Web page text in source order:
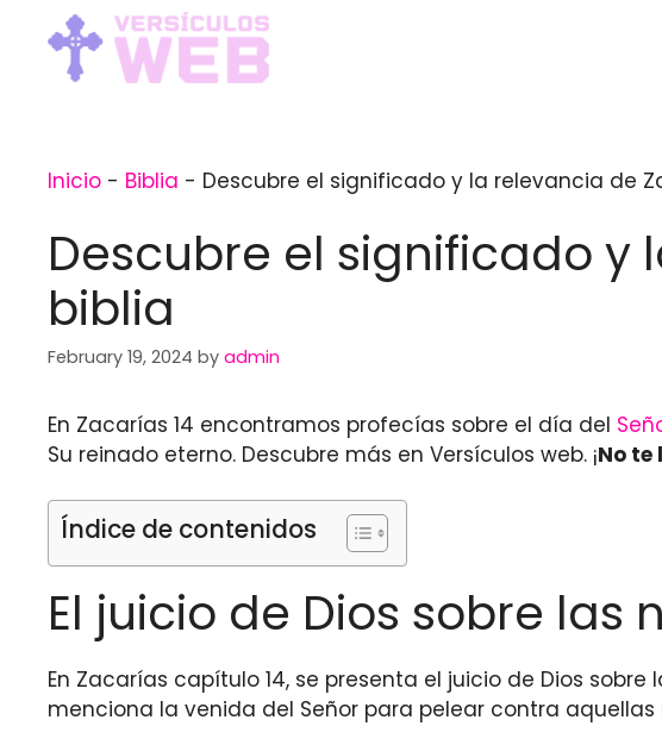
content
Inicio - Biblia - Descubre el significado y la relevancia de
Descubre el significado y
biblia
February 19, 2024 by admin
En Zacarías 14 encontramos profecías sobre el día del
Su reinado eterno. Descubre más en Versículos web. ¡No te
Índice de contenidos
El juicio de Dios sobre las
En Zacarías capítulo 14, se presenta el juicio de Dios
menciona la venida del Señor para pelear contra